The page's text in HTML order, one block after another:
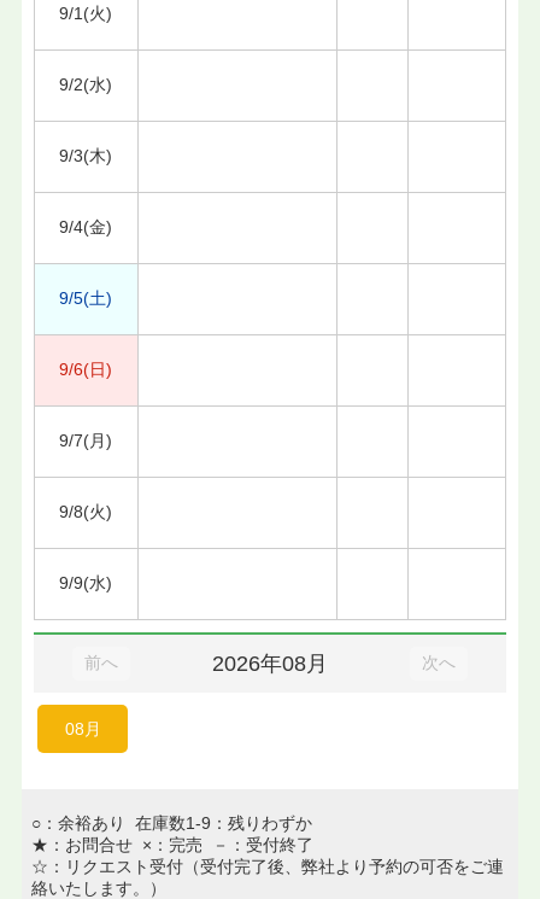
9/1(火)
9/2(水)
9/3(木)
9/4(金)
9/5(土)
9/6(日)
9/7(月)
9/8(火)
9/9(水)
前へ 2026年08月 次へ
08月
○：余裕あり 在庫数1-9：残りわずか
★：お問合せ ×：完売 －：受付終了
☆：リクエスト受付（受付完了後、弊社より予約の可否をご連
絡いたします。）